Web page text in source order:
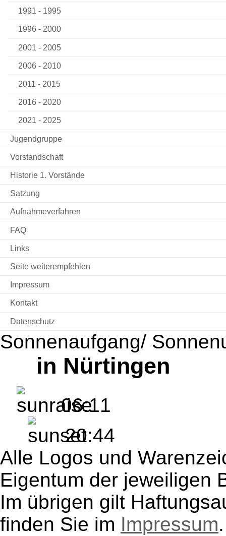
1991 - 1995
1996 - 2000
2001 - 2005
2006 - 2010
2011 - 2015
2016 - 2020
2021 - 2025
Jugendgruppe
Vorstandschaft
Historie 1. Vorstände
Satzung
Aufnahmeverfahren
FAQ
Links
Seite weiterempfehlen
Impressum
Kontakt
Datenschutz
Sonnenaufgang/
in Nürtingen
06:11
20:44
Alle Logos und
Eigentum der jeweiligen
Im übrigen gilt
finden Sie im Impressum.